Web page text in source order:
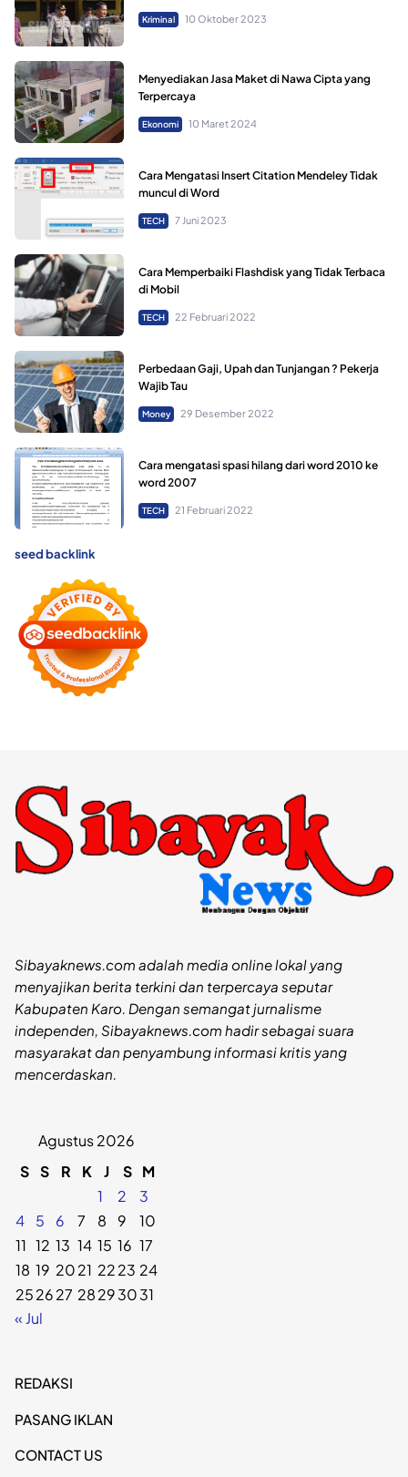
Kriminal 10 Oktober 2023
Menyediakan Jasa Maket di Nawa Cipta yang
Terpercaya
Ekonomi 10 Maret 2024
Cara Mengatasi Insert Citation Mendeley Tidak
muncul di Word
TECH 7 Juni 2023
Cara Memperbaiki Flashdisk yang Tidak Terbaca
di Mobil
TECH 22 Februari 2022
Perbedaan Gaji, Upah dan Tunjangan ? Pekerja
Wajib Tau
Money 29 Desember 2022
Cara mengatasi spasi hilang dari word 2010 ke
word 2007
TECH 21 Februari 2022
seed backlink
Sibayaknews.com adalah media online lokal yang
menyajikan berita terkini dan terpercaya seputar
Kabupaten Karo. Dengan semangat jurnalisme
independen, Sibayaknews.com hadir sebagai suara
masyarakat dan penyambung informasi kritis yang
mencerdaskan.
Agustus 2026
S S R K J S M
1
2
3
4
5 6 7 8 9
10
11 12 13 14 15 16 17
18 19 2021 2223 24
252627 28293031
« Jul
REDAKSI
PASANG IKLAN
CONTACT US